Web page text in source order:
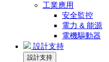
工業應用
安全監控
電力 & 能源
電機驅動器
設計支持
設計支持